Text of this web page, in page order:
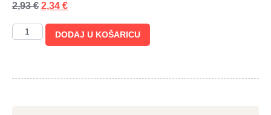
2,93€ 2,34 €
DODAJ U KOŠARICU